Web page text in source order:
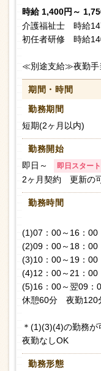
時給 1,400円～
介護福祉士 時給
初任者研修 時給
≪別途支給≫夜勤
期間・時間
勤務期間
短期(2ヶ月以内)
勤務開始
即日～
即日スタート
2ヶ月契約 更新の
勤務時間
(1)07：00～16：00
(2)09：00～18：00
(3)10：00～19：00
(4)12：00～21：00
(5)16：00～翌09
休憩60分 夜勤120
＊(1)(3)(4)の勤務が
夜勤なしOK
勤務形態